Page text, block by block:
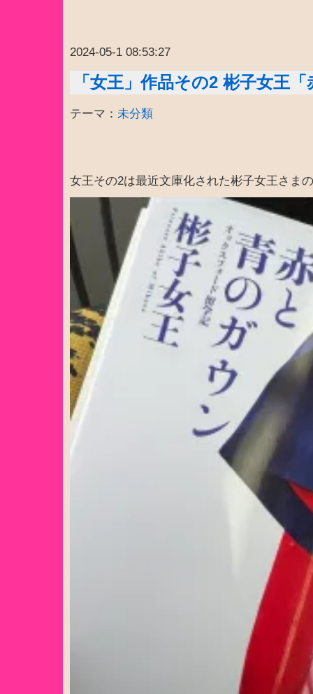
2024-05-1 08:53:27
「女王」作品その2 彬子女王
テーマ： 未分類
女王その2は最近文庫化された彬子女王さま